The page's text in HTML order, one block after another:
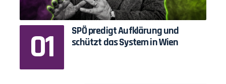
SPÖ predigt Aufklärung und
schützt das System in Wien